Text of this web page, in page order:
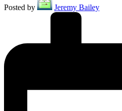
Posted by Jeremy Bailey